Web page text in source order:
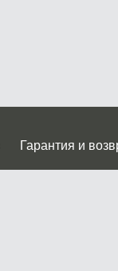
Гарантия и